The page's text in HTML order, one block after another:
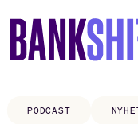
PODCAST